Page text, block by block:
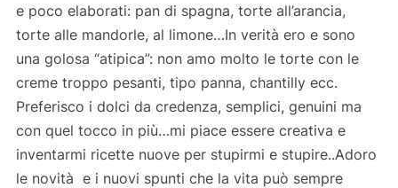
e poco elaborati: pan di spagna, torte all’arancia,
torte alle mandorle, al limone…In verità ero e sono
una golosa “atipica”: non amo molto le torte con le
creme troppo pesanti, tipo panna, chantilly ecc.
Preferisco i dolci da credenza, semplici, genuini ma
con quel tocco in più…mi piace essere creativa e
inventarmi ricette nuove per stupirmi e stupire..Adoro
le novità e i nuovi spunti che la vita può sempre